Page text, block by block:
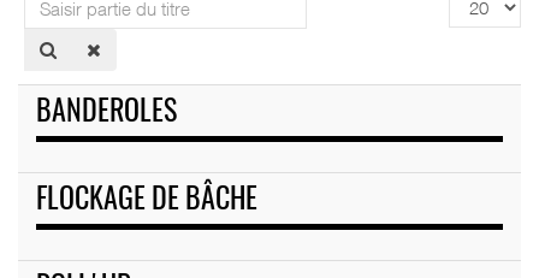
partie
du
#
BANDEROLES
FLOCKAGE DE BÂCHE